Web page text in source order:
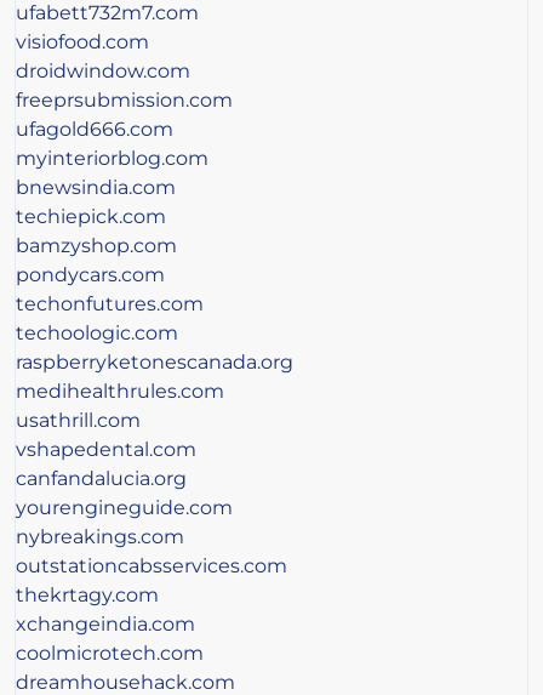
ufabett732m7.com
visiofood.com
droidwindow.com
freeprsubmission.com
ufagold666.com
myinteriorblog.com
bnewsindia.com
techiepick.com
bamzyshop.com
pondycars.com
techonfutures.com
techoologic.com
raspberryketonescanada.org
medihealthrules.com
usathrill.com
vshapedental.com
canfandalucia.org
yourengineguide.com
nybreakings.com
outstationcabsservices.com
thekrtagy.com
xchangeindia.com
coolmicrotech.com
dreamhousehack.com